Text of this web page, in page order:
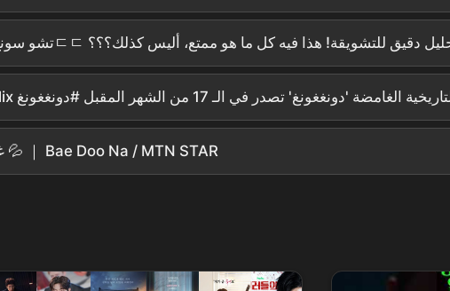
'غابة الأسرار' جو سونغ وو ضد 'فيروس' كيم يون سوك, اختيار باي دو نا؟ 💦 ｜ Bae Doo Na / MTN STAR